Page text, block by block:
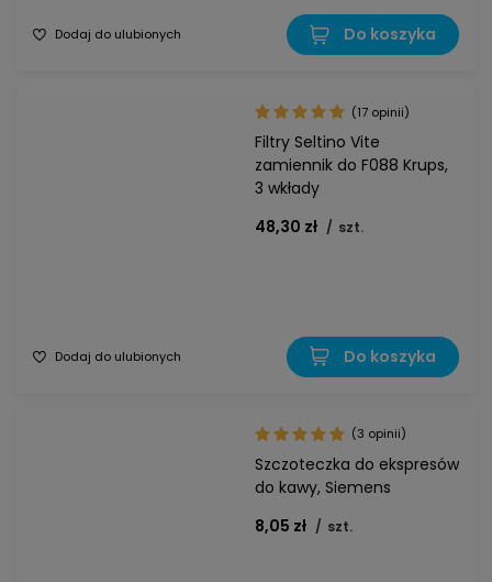
Dodaj do ulubionych Do koszyka
Filtry Seltino Vite
zamiennik do F088 Krups,
3 wkłady
48,30 zł / szt.
(17 opinii)
Dodaj do ulubionych Do koszyka
Szczoteczka do ekspresów
do kawy, Siemens
8,05 zł / szt.
(3 opinii)